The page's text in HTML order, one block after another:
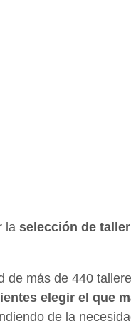
la selección de
de más de 440
elegir el que
de la